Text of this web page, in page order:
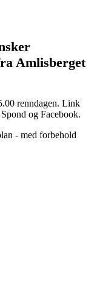
Amlisberget
renndagen. Link
og Facebook.
- med forbehold